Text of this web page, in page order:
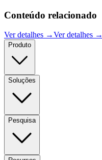
Conteúdo relacionado
Ver detalhes →Ver detalhes →
Produto
Soluções
Pesquisa